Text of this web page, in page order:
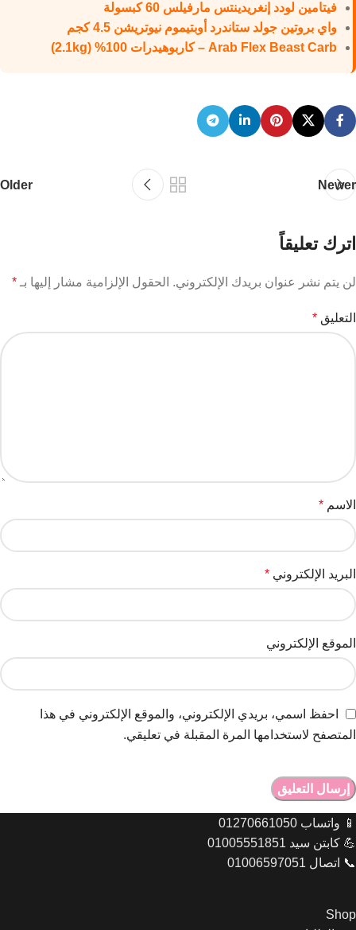
فيتامين لودد إنغريدينتس مارفيلس 60 كبسولة
واي بروتين جولد ستاندرد أوبتيموم نيوتريشن 4.5 كجم
Arab Flex Beast Carb – كاربوهيدرات 100% (2.1kg)
Newer
Older
اترك تعليقاً
لن يتم نشر عنوان بريدك الإلكتروني. الحقول الإلزامية مشار إليها بـ *
التعليق *
الاسم *
البريد الإلكتروني *
الموقع الإلكتروني
احفظ اسمي، بريدي الإلكتروني، والموقع الإلكتروني في هذا
المتصفح لاستخدامها المرة المقبلة في تعليقي.
📱 واتساب 01270661050
💪 كابتن سيد 01005551851
📞 اتصال 01006597051
Shop